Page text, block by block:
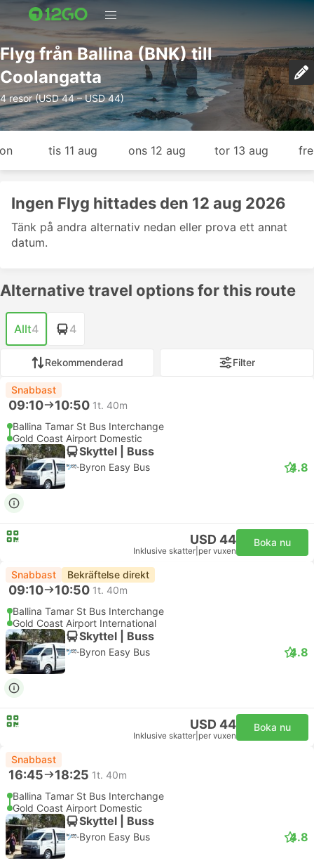
Flyg från Ballina (BNK) till
Coolangatta
4 resor (USD 44 – USD 44)
tis 11 aug ons 12 aug tor 13 aug
Ingen Flyg hittades den 12 aug 2026
Tänk på andra alternativ nedan eller prova ett annat
datum.
Alternative travel options for this route
Allt4 4
Rekommenderad Filter
Snabbast
09:10 10:50 1t. 40m
Ballina Tamar St Bus Interchange
Gold Coast Airport Domestic
Skyttel | Buss
Byron Easy Bus 4.8
USD 44
Inklusive skatter per vuxen
Boka nu
Snabbast Bekräftelse direkt
09:10 10:50 1t. 40m
Ballina Tamar St Bus Interchange
Gold Coast Airport International
Skyttel | Buss
Byron Easy Bus 4.8
USD 44
Inklusive skatter per vuxen
Boka nu
Snabbast
16:45 18:25 1t. 40m
Ballina Tamar St Bus Interchange
Gold Coast Airport Domestic
Skyttel | Buss
Byron Easy Bus 4.8